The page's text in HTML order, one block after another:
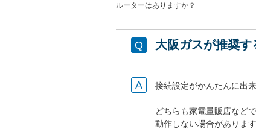
ルーターはありますか？
大阪ガスが推奨
接続設定がかんたんに出
どちらも家電量販店など
動作しない場合があります